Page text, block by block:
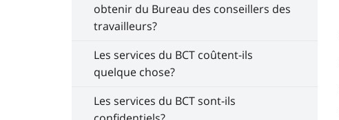
obtenir du Bureau des conseillers des
travailleurs?
Les services du BCT coûtent-ils
quelque chose?
Les services du BCT sont-ils